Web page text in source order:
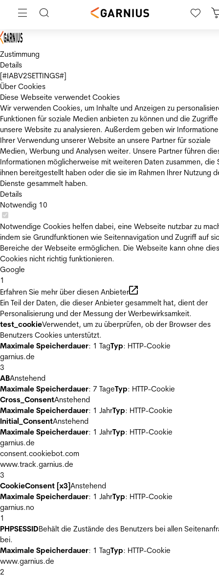
Zustimmung
Details
[#IABV2SETTINGS#]
Über Cookies
Diese Webseite verwendet Cookies
Wir verwenden Cookies, um Inhalte und Anzeigen zu
Funktionen für soziale Medien anbieten zu können und die
unsere Website zu analysieren. Außerdem geben wir
Ihrer Verwendung unserer Website an unsere Partner für soziale
Medien, Werbung und Analysen weiter. Unsere Partner führen
Informationen möglicherweise mit weiteren Daten zusammen, die
ihnen bereitgestellt haben oder die sie im Rahmen Ihrer Nutzung
Dienste gesammelt haben.
Details
Notwendig 10
Notwendige Cookies helfen dabei, eine Webseite nutzbar zu
indem sie Grundfunktionen wie Seitennavigation und Zugriff auf
Bereiche der Webseite ermöglichen. Die Webseite kann ohne
Cookies nicht richtig funktionieren.
Google
1
Erfahren Sie mehr über diesen Anbieter
Ein Teil der Daten, die dieser Anbieter gesammelt hat, dient der
Personalisierung und der Messung der Werbewirksamkeit.
test_cookieVerwendet, um zu überprüfen, ob der Browser des
Benutzers Cookies unterstützt.
Maximale Speicherdauer: 1 TagTyp: HTTP-Cookie
garnius.de
3
ABAnstehend
Maximale Speicherdauer: 7 TageTyp: HTTP-Cookie
Cross_ConsentAnstehend
Maximale Speicherdauer: 1 JahrTyp: HTTP-Cookie
Initial_ConsentAnstehend
Maximale Speicherdauer: 1 JahrTyp: HTTP-Cookie
garnius.de
consent.cookiebot.com
www.track.garnius.de
3
CookieConsent [x3]Anstehend
Maximale Speicherdauer: 1 JahrTyp: HTTP-Cookie
garnius.no
1
PHPSESSIDBehält die Zustände des Benutzers bei allen
bei.
Maximale Speicherdauer: 1 TagTyp: HTTP-Cookie
www.garnius.de
2